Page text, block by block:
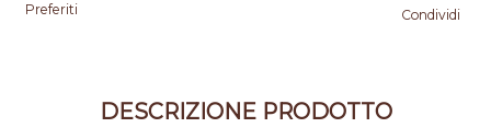
Preferiti Condividi
DESCRIZIONE PRODOTTO